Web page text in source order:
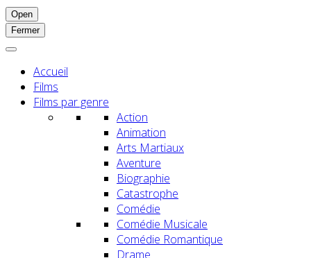
Open
Fermer
Accueil
Films
Films par genre
Action
Animation
Arts Martiaux
Aventure
Biographie
Catastrophe
Comédie
Comédie Musicale
Comédie Romantique
Drame